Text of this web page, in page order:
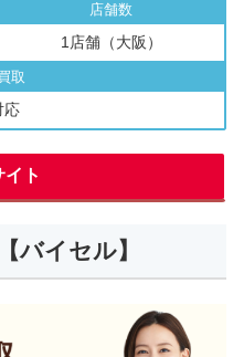
店舗数
1店舗（大阪）
取
応
イト
バイセル】